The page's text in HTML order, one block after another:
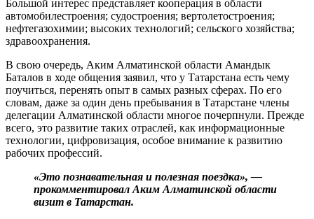
Большой интерес представляет кооперация в области
автомобилестроения; судостроения; вертолетостроения;
нефтегазохимии; высоких технологий; сельского хозяйства;
здравоохранения.
В свою очередь, Аким Алматинской области Амандык
Баталов в ходе общения заявил, что у Татарстана есть чему
поучиться, перенять опыт в самых разных сферах. По его
словам, даже за один день пребывания в Татарстане члены
делегации Алматинской области многое почерпнули. Прежде
всего, это развитие таких отраслей, как информационные
технологии, цифровизация, особое внимание к развитию
рабочих профессий.
«Это познавательная и полезная поездка», —
прокомментировал Аким Алматинской области
визит в Татарстан.